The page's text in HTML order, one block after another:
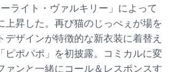
ライト・ヴァルキリー」によって
上昇した。再び猫のじっぺぇが場を
デザインが特徴的な新衣装に着替え
ピポパポ」を初披露。コミカルに変
ァンと一緒にコール＆レスポンスす